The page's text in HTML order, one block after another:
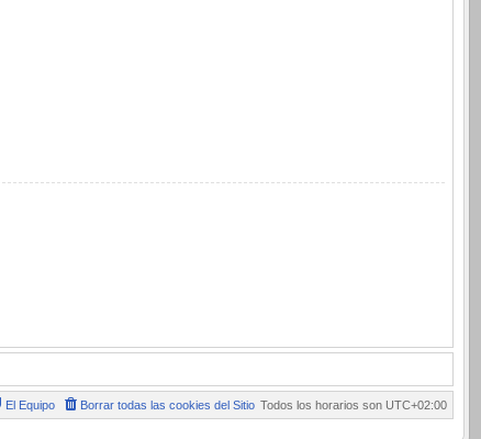
Todos los horarios son UTC+02:00
Borrar todas las cookies del Sitio
El Equipo